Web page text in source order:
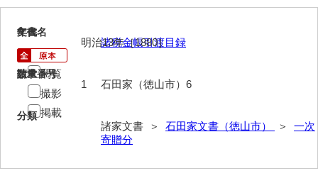
浦家文書
恵良宏収集文書
6
文書名
諸税金帳引渡目録
請求番号
石田家（徳山市）6
分類
諸家文書 ＞ 石田家文書（徳山市） ＞ 一次
寄贈分
年代
明治13年［1880］
数量
1
閲覧
撮影
掲載